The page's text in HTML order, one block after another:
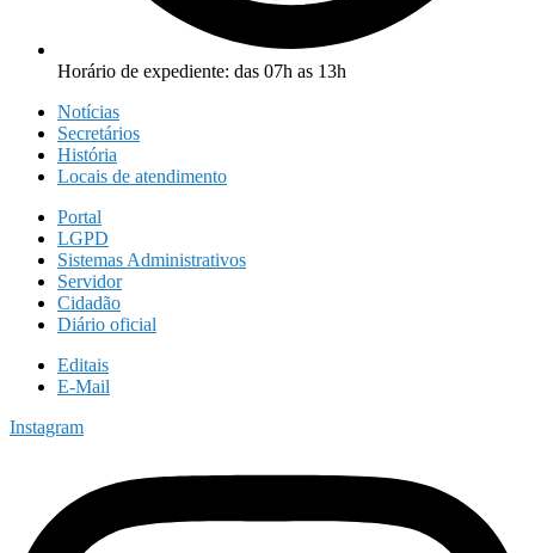
Horário de expediente: das 07h as 13h
Notícias
Secretários
História
Locais de atendimento
Portal
LGPD
Sistemas Administrativos
Servidor
Cidadão
Diário oficial
Editais
E-Mail
Instagram